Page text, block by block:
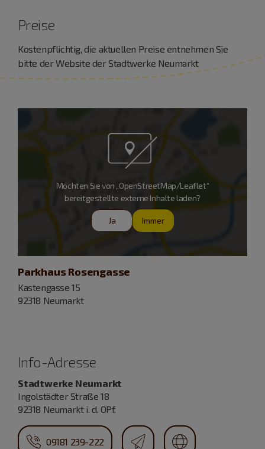
Preise
Kostenpflichtig, die aktuellen Preise entnehmen Sie
bitte der Website der Stadtwerke Neumarkt
Möchten Sie von „OpenStreetMap/Leaflet“
bereitgestellte externe Inhalte laden?
Ja Immer
Parkhaus Rosengasse
Kastengasse 15
92318 Neumarkt
Info-Adresse
Stadtwerke Neumarkt
Ingolstädter Straße 18
92318 Neumarkt i. d. OPf.
09181 239-222